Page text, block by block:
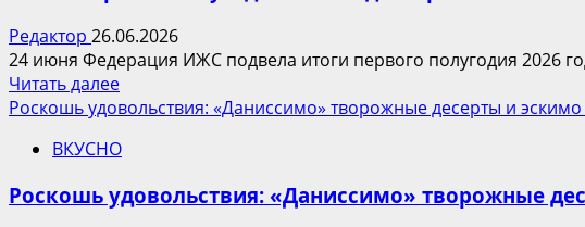
&
Martignac»
вновь
пройдет
по
всей
России
Редактор 26.06.2026
24 июня Федерация ИЖС подвела итоги первого полугодия 2026
Читать далееПрочитать
больше
Итоги
полугодия
Роскошь удовольствия: «Даниссимо» творожные десерты и эскимо
ВКУСНО
Роскошь удовольствия: «Даниссимо» творожные